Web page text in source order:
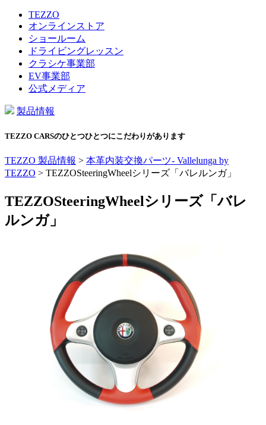
TEZZO
オンラインストア
ショールーム
ドライビングレッスン
クラシケ事業部
EV事業部
公式メディア
製品情報
TEZZO CARSのひとつひとつにこだわりがあります
TEZZO 製品情報 > 本革内装交換パーツ- Vallelunga by
TEZZO > TEZZOSteeringWheelシリーズ「バレルンガ」
TEZZOSteeringWheelシリーズ「バレ
ルンガ」